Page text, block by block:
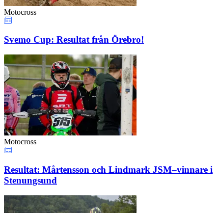
Motocross
Svemo Cup: Resultat från Örebro!
Motocross
Resultat: Mårtensson och Lindmark JSM–vinnare i
Stenungsund